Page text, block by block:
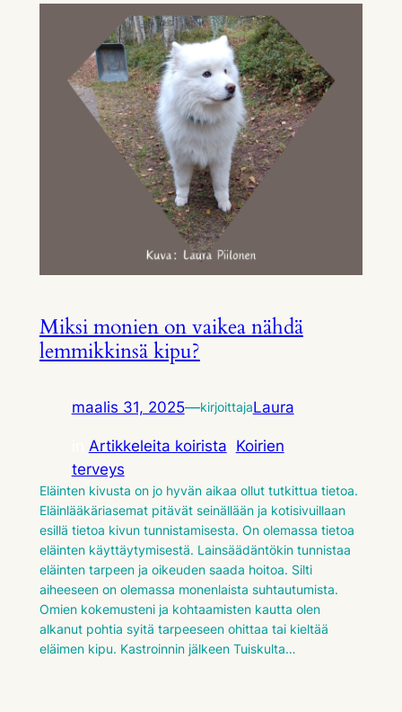
Miksi monien on vaikea nähdä
lemmikkinsä kipu?
maalis 31, 2025—kirjoittajaLaura
Artikkeleita koirista Koirien
terveys
Eläinten kivusta on jo hyvän aikaa ollut tutkittua tietoa.
Eläinlääkäriasemat pitävät seinällään ja kotisivuillaan
esillä tietoa kivun tunnistamisesta. On olemassa tietoa
eläinten käyttäytymisestä. Lainsäädäntökin tunnistaa
eläinten tarpeen ja oikeuden saada hoitoa. Silti
aiheeseen on olemassa monenlaista suhtautumista.
Omien kokemusteni ja kohtaamisten kautta olen
alkanut pohtia syitä tarpeeseen ohittaa tai kieltää
eläimen kipu. Kastroinnin jälkeen Tuiskulta…